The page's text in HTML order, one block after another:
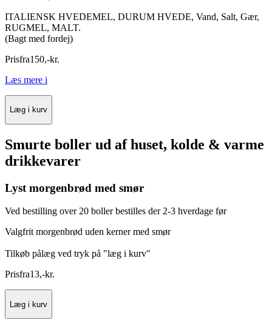
ITALIENSK HVEDEMEL, DURUM HVEDE, Vand, Salt, Gær,
RUGMEL, MALT.
(Bagt med fordej)
Prisfra150,-kr.
Læs mere i
Læg i kurv
Smurte boller ud af huset, kolde & varme
drikkevarer
Lyst morgenbrød med smør
Ved bestilling over 20 boller bestilles der 2-3 hverdage før
Valgfrit morgenbrød uden kerner med smør
Tilkøb pålæg ved tryk på "læg i kurv"
Prisfra13,-kr.
Læg i kurv